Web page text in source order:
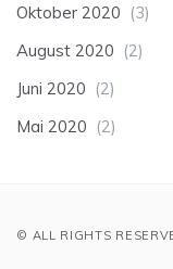
Oktober 2020 (3)
August 2020 (2)
Juni 2020 (2)
Mai 2020 (2)
© ALL RIGHTS